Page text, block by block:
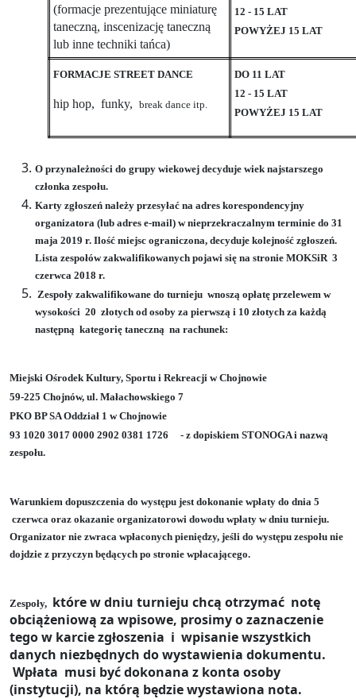
(formacje prezentujące miniaturę
taneczną, inscenizację taneczną
lub inne techniki tańca)
12 - 15 LAT
POWYŻEJ 15 LAT
FORMACJE STREET DANCE
hip hop, funky,break dance itp.
DO 11 LAT
12 - 15 LAT
POWYŻEJ 15 LAT
O przynależności do grupy wiekowej decyduje wiek najstarszego
członka zespołu.
Karty zgłoszeń należy przesyłać na adres korespondencyjny
organizatora (lub adres e-mail) w nieprzekraczalnym terminie do 31
maja 2019 r. Ilość miejsc ograniczona, decyduje kolejność zgłoszeń.
Lista zespołów zakwalifikowanych pojawi się na stronie MOKSiR 3
czerwca 2018 r.
Zespoły zakwalifikowane do turnieju wnoszą opłatę przelewem w
wysokości 20 złotych od osoby za pierwszą i 10 złotych za każdą
następną kategorię taneczną na rachunek:
Miejski Ośrodek Kultury, Sportu i Rekreacji w Chojnowie
59-225 Chojnów, ul. Małachowskiego 7
PKO BP SA Oddział 1 w Chojnowie
93 1020 3017 0000 2902 0381 1726 - z dopiskiem STONOGA i nazwą
zespołu.
Warunkiem dopuszczenia do występu jest dokonanie wpłaty do dnia 5
czerwca oraz okazanie organizatorowi dowodu wpłaty w dniu turnieju.
Organizator nie zwraca wpłaconych pieniędzy, jeśli do występu zespołu nie
dojdzie z przyczyn będących po stronie wpłacającego.
Zespoły, które w dniu turnieju chcą otrzymać notę
obciążeniową za wpisowe, prosimy o zaznaczenie
tego w karcie zgłoszenia i wpisanie wszystkich
danych niezbędnych do wystawienia dokumentu.
Wpłata musi być dokonana z konta osoby
(instytucji), na którą będzie wystawiona nota.